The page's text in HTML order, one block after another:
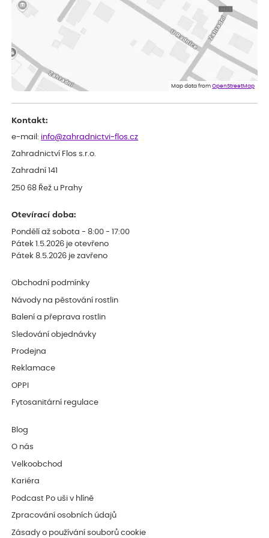
sazenicemi
Miroslava
ověřený nákup
Rostliny byly v pořádku, dobře zabalené, celková spokojenost.
Doporučuji :). Spokojenost, stromky v pěkném stavu. Jediné, co
my chybělo, bylo komunikování nedostupného zboží před
Map data fromOpenStreetMap
Kontakt:
e-mail: info@zahradnictvi-flos.cz
Zahradnictví Flos s.r.o.
Zahradní 141
250 68 Řež u Prahy
Otevírací doba:
Pondělí až sobota - 8:00 - 17:00
Pátek 1.5.2026 je otevřeno
Pátek 8.5.2026 je zavřeno
Obchodní podmínky
Návody na pěstování rostlin
Balení a přeprava rostlin
Sledování objednávky
Prodejna
Reklamace
OPPI
Fytosanitární regulace
Blog
O nás
Velkoobchod
Kariéra
Podcast Po uši v hlíně
Zpracování osobních údajů
Zásady o používání souborů cookie